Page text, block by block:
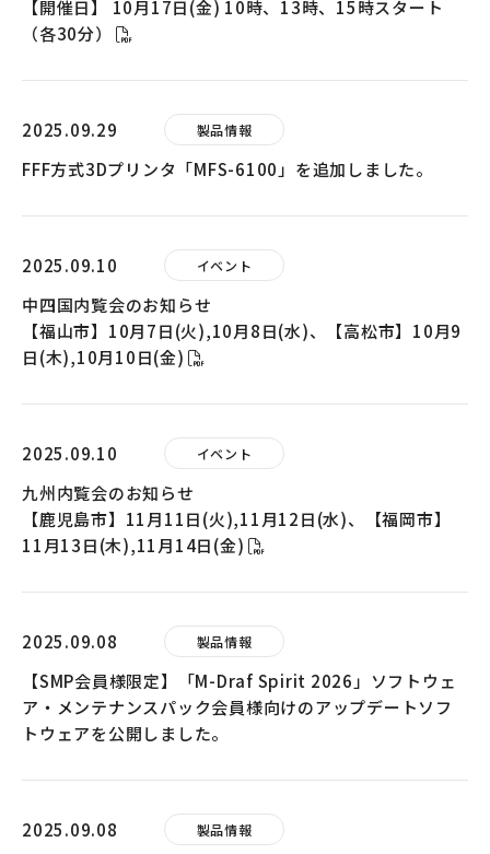
【開催日】 10月17日(金) 10時、13時、15時スタート
（各30分）
2025.09.29 製品情報
FFF方式3Dプリンタ「MFS-6100」を追加しました。
2025.09.10 イベント
中四国内覧会のお知らせ
【福山市】10月7日(火),10月8日(水)、【高松市】10月9
日(木),10月10日(金)
2025.09.10 イベント
九州内覧会のお知らせ
【鹿児島市】11月11日(火),11月12日(水)、【福岡市】
11月13日(木),11月14日(金)
2025.09.08 製品情報
【SMP会員様限定】「M-Draf Spirit 2026」ソフトウェ
ア・メンテナンスパック会員様向けのアップデートソフ
トウェアを公開しました。
2025.09.08 製品情報